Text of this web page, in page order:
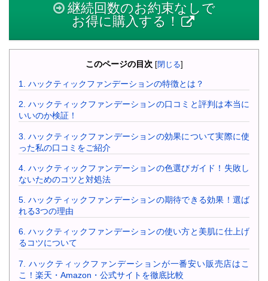
継続回数のお約束なしで
お得に購入する！
このページの目次 [閉じる]
1. ハックティックファンデーションの特徴とは？
2. ハックティックファンデーションの口コミと評判は本当に
いいのか検証！
3. ハックティックファンデーションの効果について実際に使
った私の口コミをご紹介
4. ハックティックファンデーションの色選びガイド！失敗し
ないためのコツと対処法
5. ハックティックファンデーションの期待できる効果！選ば
れる3つの理由
6. ハックティックファンデーションの使い方と美肌に仕上げ
るコツについて
7.
ハックティックファンデーションが一番安い販売店はこ
こ！楽天・Amazon・公式サイトを徹底比較